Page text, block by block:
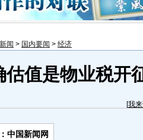
闻 > 国内要闻 > 经济
值是物业税开
[我
中国新闻网